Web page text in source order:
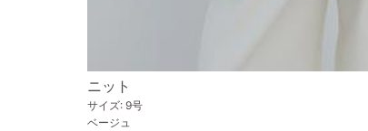
ニット
サイズ: 9号
ベージュ